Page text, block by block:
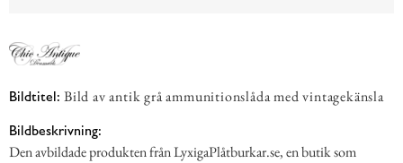
Bildtitel: Bild av antik grå ammunitionslåda med vintagekänsla
Bildbeskrivning:
Den avbildade produkten från LyxigaPlåtburkar.se, en butik som